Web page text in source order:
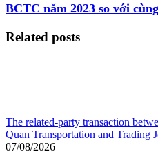
BCTC năm 2023 so với
Related posts
The related-party transaction
Quan Transportation and Trading
07/08/2026